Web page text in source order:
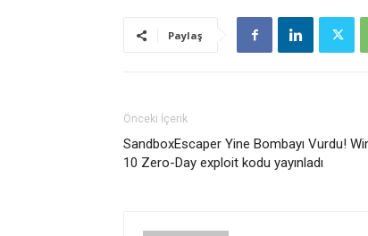
Paylaş
Önceki İçerik
SandboxEscaper Yine Bombayı Vurdu!
10 Zero-Day exploit kodu yayınladı